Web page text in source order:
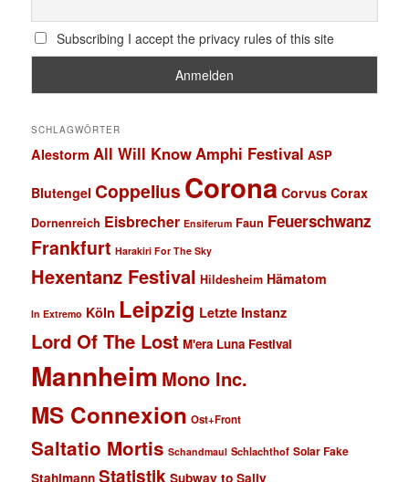
Subscribing I accept the privacy rules of this site
SCHLAGWÖRTER
Alestorm All Will KnowAmphi Festival ASP
Blutengel Coppelius Corona Corvus Corax
Dornenreich Eisbrecher Ensiferum Faun Feuerschwanz
Frankfurt Harakiri For The Sky
Hexentanz Festival Hildesheim Hämatom
In Extremo Köln Leipzig Letzte Instanz
Lord Of The Lost M'era Luna Festival
Mannheim Mono Inc.
MS Connexion Ost+Front
Saltatio Mortis Schandmaul Schlachthof Solar Fake
Stahlmann Statistik Subway to Sally